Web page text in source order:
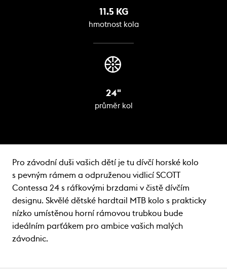
11.5 KG
hmotnost kola
24"
průměr kol
Pro závodní duši vašich dětí je tu dívčí horské kolo
s pevným rámem a odpruženou vidlicí SCOTT
Contessa 24 s ráfkovými brzdami v čistě dívčím
designu. Skvělé dětské hardtail MTB kolo s prakticky
nízko umístěnou horní rámovou trubkou bude
ideálním parťákem pro ambice vašich malých
závodnic.